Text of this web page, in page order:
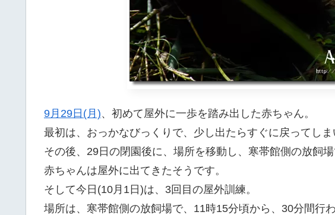
9月29日(月)、初めて屋外に一歩を踏み出した赤ちゃん。
最初は、おっかなびっくりで、少し出たらすぐに戻ってしま
その後、29日の閉園後に、場所を移動し、寒帯館側の放飼
赤ちゃんは屋外に出てきたそうです。
そして今日(10月1日)は、3回目の屋外訓練。
場所は、寒帯館側の放飼場で、11時15分頃から、30分間行わ